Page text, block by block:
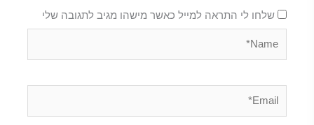
שלחו לי התראה למייל כאשר מישהו מגיב לתגובה שלי